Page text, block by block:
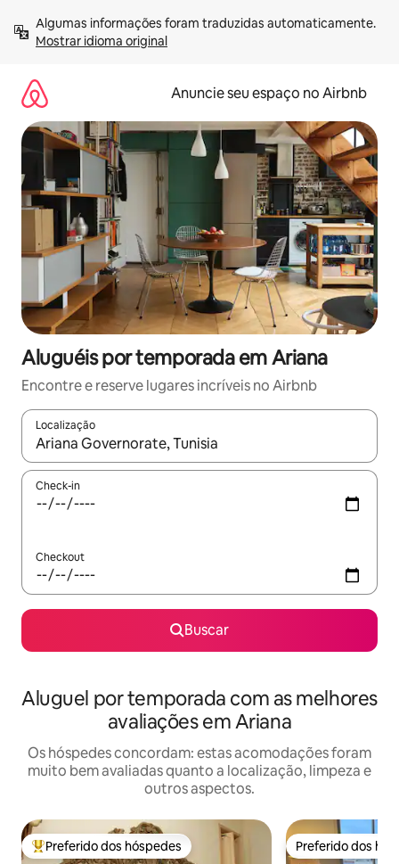
para
Mostrar idioma original
Anuncie seu espaço no Airbnb
Aluguéis por temporada em Ariana
Encontre e reserve lugares incríveis no Airbnb
Localização
Quando os resultados estiverem disponíveis, explore-os
Check-in
Checkout
Buscar
Aluguel por temporada com as melhores
avaliações em Ariana
Os hóspedes concordam: estas acomodações foram
muito bem avaliadas quanto a localização, limpeza e
outros aspectos.
Entre os melhores preferidos dos hóspedes
Preferido dos hóspedes Preferido dos
Preferido dos